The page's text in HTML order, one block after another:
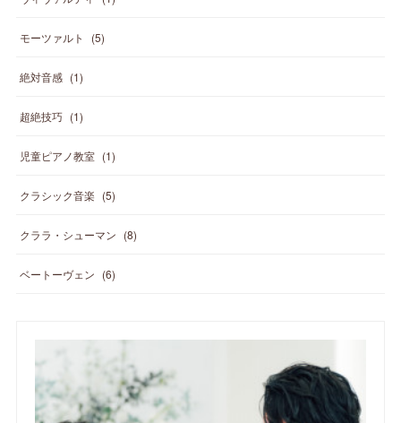
モーツァルト (5)
絶対音感 (1)
超絶技巧 (1)
児童ピアノ教室 (1)
クラシック音楽 (5)
クララ・シューマン (8)
ベートーヴェン (6)